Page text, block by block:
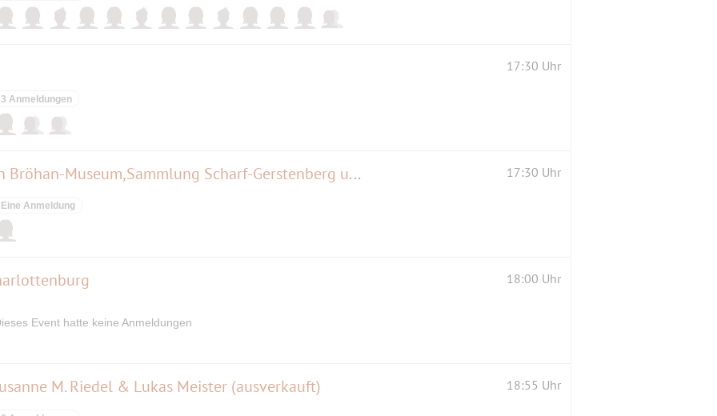
17:30 Uhr
3 Anmeldungen
Gemeinsames Sommerfest von Bröhan-Museum,Sammlung Scharf-Gerstenberg und der Abgusssammlung 17:30 Uhr
Eine Anmeldung
18:00 Uhr
Event hatte keine Anmeldungen
M. Riedel & Lukas Meister (ausverkauft) 18:55 Uhr